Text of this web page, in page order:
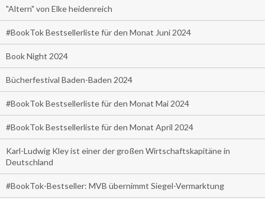
"Altern" von Elke heidenreich
#BookTok Bestsellerliste für den Monat Juni 2024
Book Night 2024
Bücherfestival Baden-Baden 2024
#BookTok Bestsellerliste für den Monat Mai 2024
#BookTok Bestsellerliste für den Monat April 2024
Karl-Ludwig Kley ist einer der großen Wirtschaftskapitäne in
Deutschland
#BookTok-Bestseller: MVB übernimmt Siegel-Vermarktung